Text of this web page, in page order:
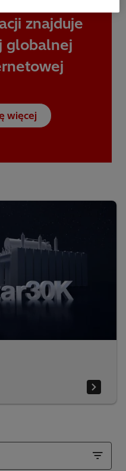
znajduje
globalnej
więcej